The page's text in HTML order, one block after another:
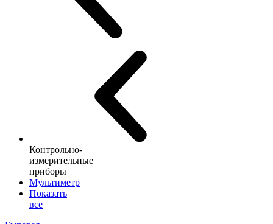
Контрольно-
измерительные
приборы
Мультиметр
Показать
все